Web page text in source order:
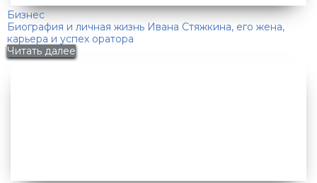
Бизнес
Биография и личная жизнь Ивана Стяжкина, его жена,
карьера и успех оратора
Читать далее